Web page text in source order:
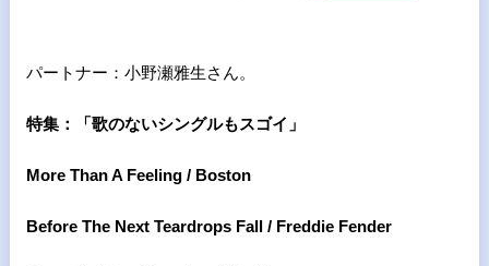
パートナー：小野瀬雅生さん。
特集：「歌のないシングルもスゴイ」
More Than A Feeling / Boston
Before The Next Teardrops Fall / Freddie Fender